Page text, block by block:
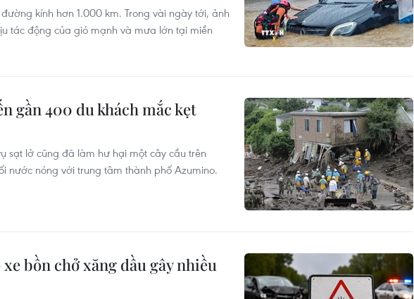
kính hơn 1.000 km. Trong vài ngày tới, ảnh
tác động của gió mạnh và mưa lớn tại miền
gần 400 du khách mắc kẹt
sạt lở cũng đã làm hư hại một cây cầu trên
nước nóng với trung tâm thành phố Azumino.
bồn chở xăng dầu gây nhiều